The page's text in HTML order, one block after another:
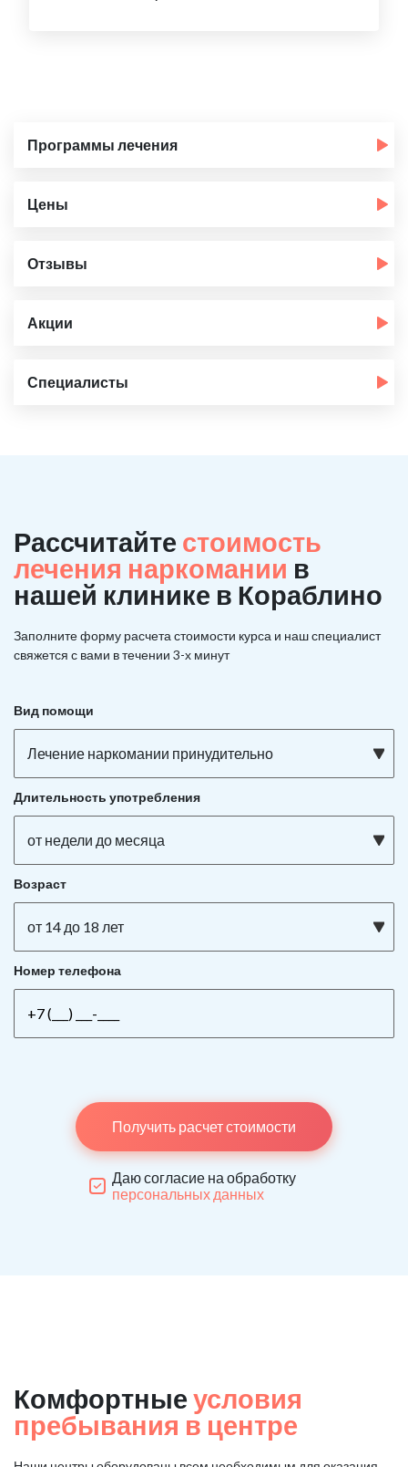
Программы лечения
Цены
Отзывы
Акции
Специалисты
Рассчитайте стоимость
лечения наркомании в
нашей клинике в Кораблино
Заполните форму расчета стоимости курса и наш специалист
свяжется с вами в течении 3-х минут
Вид помощи
Лечение наркомании принудительно
Длительность употребления
от недели до месяца
Возраст
от 14 до 18 лет
Номер телефона
Получить расчет стоимости
Даю согласие на обработку
персональных данных
Комфортные условия
пребывания в центре